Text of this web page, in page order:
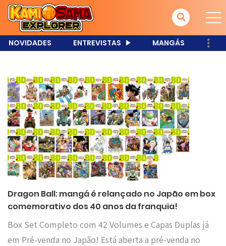
NOVIDADES ENTREVISTAS MANGÁS
Dragon Ball: mangá é relançado no Japão em box
comemorativo dos 40 anos da franquia!
Box Set Completo com 42 Volumes e Capas Duplas já
em Pré-venda no Japão! Está aberta a pré-venda no